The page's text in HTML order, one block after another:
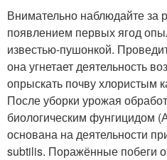
Внимательно наблюдайте за
появлением первых ягод
известью-пушонкой.
она угнетает деятельность
опрыскать почву хлористым
После уборки урожая
биологическим фунгицидом
основана на деятельности
subtilis. Поражённые побеги